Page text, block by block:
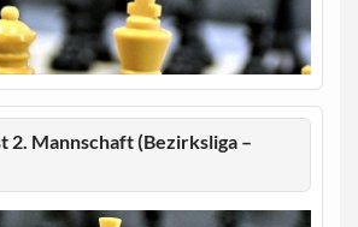
2. Mannschaft (Bezirksliga –